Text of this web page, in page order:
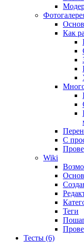
Как
С
Wiki
Теги
Тесты (6)